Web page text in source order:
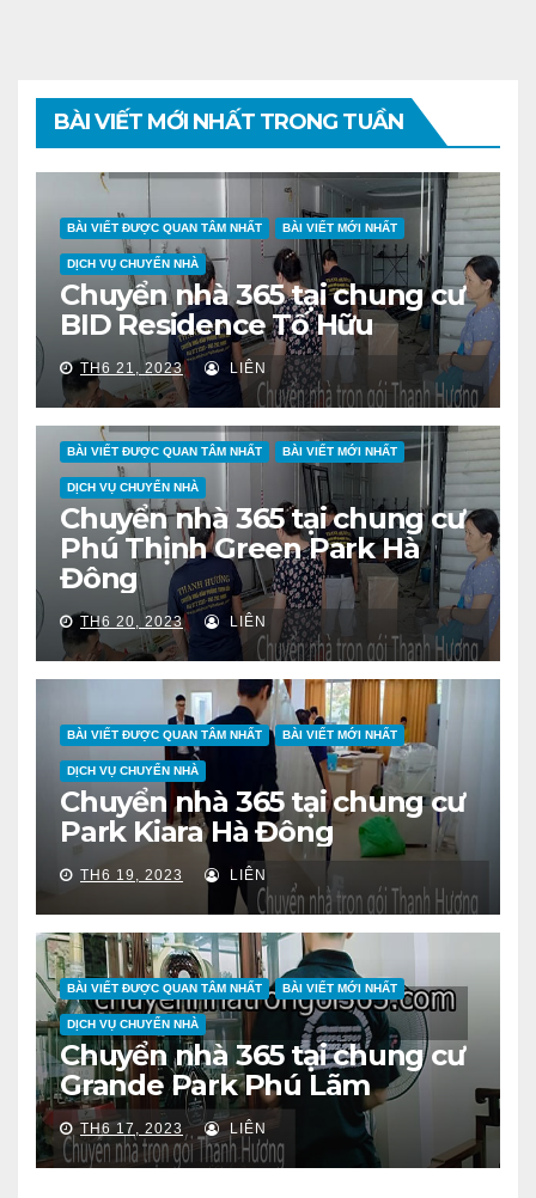
BÀI VIẾT MỚI NHẤT TRONG TUẦN
BÀI VIẾT ĐƯỢC QUAN TÂM NHẤT BÀI VIẾT MỚI NHẤT
DỊCH VỤ CHUYỂN NHÀ
Chuyển nhà 365 tại chung cư
BID Residence Tố Hữu
TH6 21, 2023 LIÊN
BÀI VIẾT ĐƯỢC QUAN TÂM NHẤT BÀI VIẾT MỚI NHẤT
DỊCH VỤ CHUYỂN NHÀ
Chuyển nhà 365 tại chung cư
Phú Thịnh Green Park Hà
Đông
TH6 20, 2023 LIÊN
BÀI VIẾT ĐƯỢC QUAN TÂM NHẤT BÀI VIẾT MỚI NHẤT
DỊCH VỤ CHUYỂN NHÀ
Chuyển nhà 365 tại chung cư
Park Kiara Hà Đông
TH6 19, 2023 LIÊN
BÀI VIẾT ĐƯỢC QUAN TÂM NHẤT BÀI VIẾT MỚI NHẤT
DỊCH VỤ CHUYỂN NHÀ
Chuyển nhà 365 tại chung cư
Grande Park Phú Lãm
TH6 17, 2023 LIÊN